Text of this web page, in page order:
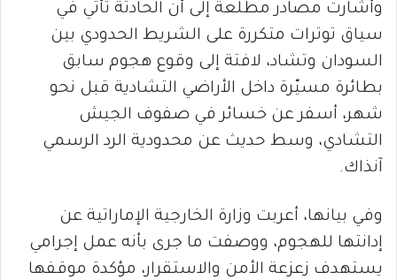
وأشارت مصادر مطلعة إلى أن الحادثة تأتي في
سياق توترات متكررة على الشريط الحدودي بين
السودان وتشاد، لافتة إلى وقوع هجوم سابق
بطائرة مسيّرة داخل الأراضي التشادية قبل نحو
شهر، أسفر عن خسائر في صفوف الجيش
التشادي، وسط حديث عن محدودية الرد الرسمي
آنذاك.
وفي بيانها، أعربت وزارة الخارجية الإماراتية عن
إدانتها للهجوم، ووصفت ما جرى بأنه عمل إجرامي
يستهدف زعزعة الأمن والاستقرار، مؤكدة موقفها